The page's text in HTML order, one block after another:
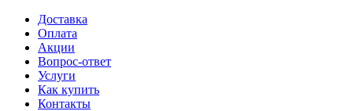
Доставка
Оплата
Акции
Вопрос-ответ
Услуги
Как купить
Контакты